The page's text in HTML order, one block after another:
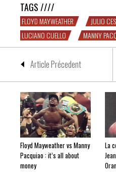
TAGS ////
FLOYD MAYWEATHER
JULIO
LUCIANO CUELLO
MANNY
Article Précedent
Floyd Mayweather vs Manny
Pacquiao : it’s all about
money
La